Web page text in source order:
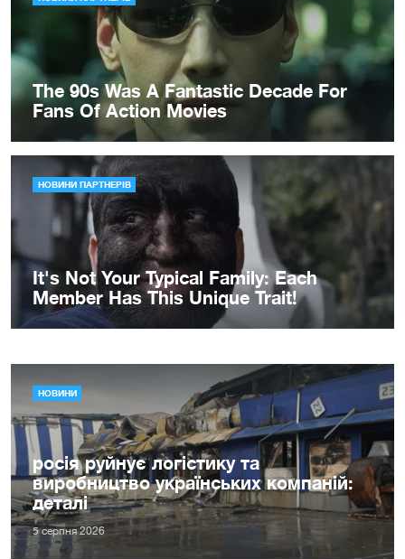
НОВИНИ
росія руйнує логістику та
виробництво українських компаній:
деталі
5 серпня 2026